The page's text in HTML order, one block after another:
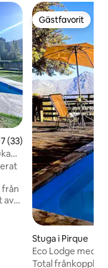
5 i genomsnittligt
(33)
från
av
Gästfavorit
Gästfavorit
Stuga i Pirque
Eco Lodge med
bubbelpool
Total